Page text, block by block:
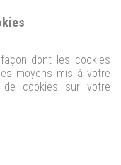
dont les cookies
moyens mis à votre
de cookies sur votre